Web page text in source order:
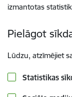
izmantotas
Pielāgot
Lūdzu, atzīmējiet
Statistikas